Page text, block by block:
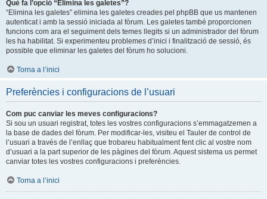
Què fa l’opció “Elimina les galetes”?
“Elimina les galetes” elimina les galetes creades pel phpBB que us mantenen
autenticat i amb la sessió iniciada al fòrum. Les galetes també proporcionen
funcions com ara el seguiment dels temes llegits si un administrador del fòrum
les ha habilitat. Si experimenteu problemes d’inici i finalització de sessió, és
possible que eliminar les galetes del fòrum ho solucioni.
Torna a l’inici
Preferències i configuracions de l’usuari
Com puc canviar les meves configuracions?
Si sou un usuari registrat, totes les vostres configuracions s’emmagatzemen a
la base de dades del fòrum. Per modificar-les, visiteu el Tauler de control de
l’usuari a través de l’enllaç que trobareu habitualment fent clic al vostre nom
d’usuari a la part superior de les pàgines del fòrum. Aquest sistema us permet
canviar totes les vostres configuracions i preferències.
Torna a l’inici